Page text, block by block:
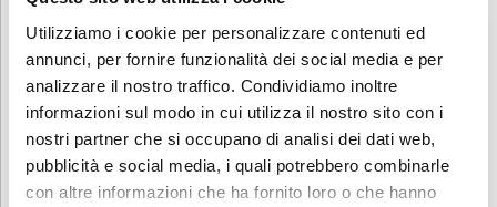
Utilizziamo i cookie per personalizzare contenuti ed
annunci, per fornire funzionalità dei social media e per
analizzare il nostro traffico. Condividiamo inoltre
informazioni sul modo in cui utilizza il nostro sito con i
nostri partner che si occupano di analisi dei dati web,
pubblicità e social media, i quali potrebbero combinarle
con altre informazioni che ha fornito loro o che hanno
La formazione è la chiave di volta per la crescita, attraverso
l’esperienza, l’approfondimento e i corsi di aggiornamento e la Fiera
dei Mestieri è per noi una vetrina in cui mostrare, con orgoglio, la
professionalità che ci piace coltivare nei nostri ragazzi.
Per saperne di piùclicca qui.